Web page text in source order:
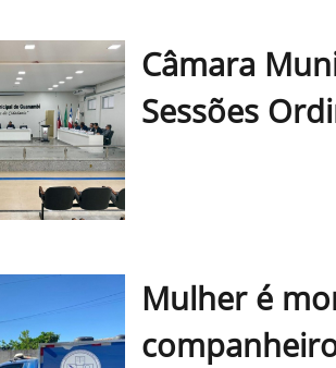
Câmara
Sessões
Mulher é